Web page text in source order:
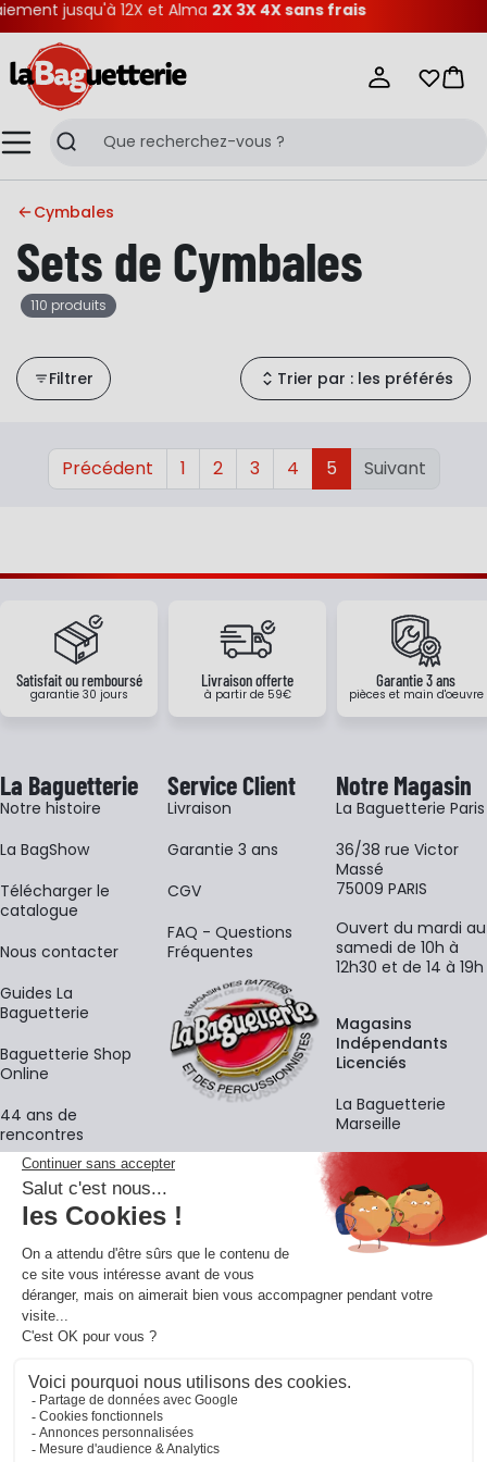
jusqu'à 12X et Alma2X 3X 4X sans frais
MenuRecherche
Mes
Cymbales
Sets de Cymbales
110 produits
Filtrer Trier par : les préférés
Précédent 1 2 3 4 5 Suivant
Satisfait ou remboursé
garantie 30 jours
Livraison offerte
à partir de 59€
Garantie 3 ans
pièces et main d'oeuvre
La Baguetterie
Notre histoire
La BagShow
​Télécharger le
catalogue
Nous contacter
Guides La
Baguetterie
Baguetterie Shop
Online
44 ans de
rencontres
Écoles
Service Client
Livraison
Garantie 3 ans
CGV
FAQ - Questions
Fréquentes
Notre Magasin
La Baguetterie Paris
36/38 rue Victor
Massé
75009 PARIS
Ouvert du mardi au
samedi de 10h à
12h30 et de 14 à 19h
Magasins
Indépendants
Licenciés
La Baguetterie
Marseille
La newsletter
En vous inscrivant à notre newsletter, vous acceptez notrepolitique de
confidentialité
Retrouvons-nous sur